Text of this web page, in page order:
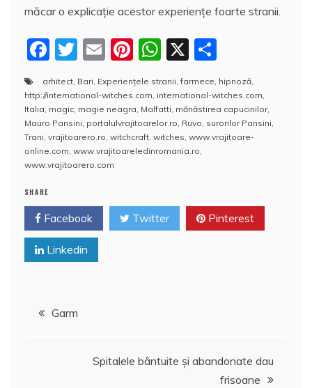
măcar o explicaţie acestor experienţe foarte stranii.
F
a
c
e
b
o
k
T
w
itt
er
E
m
ai
l
Pi
nt
er
e
st
W
h
at
s
A
p
X
a
rt
aj
e
ă
arhitect Bari Experienţele stranii ,farmece hipnoză
http://international-witches.com international-witches.com
Italia magic magie neagra Malfatti mănăstirea capucinilor,
Mauro Pansini portalulvrajitoarelor.ro Ruvo surorilor Pansini
Trani vrajitoarero.ro witchcraft witches www.vrajitoare-
online.com www.vrajitoareledinromania.ro
www.vrajitoarero.com
SHARE
Facebook Twitter Pinterest
Linkedin
Navigare
Garm
Spitalele bântuite şi abandonate dau
frisoane